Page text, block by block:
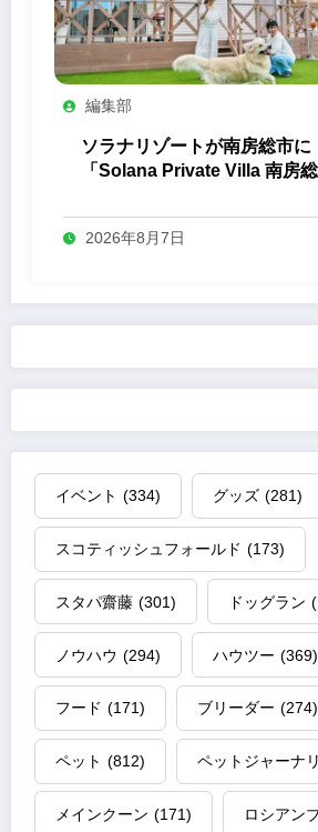
編集部
ソラナリゾートが南房総市に
「Solana Private Villa 南房
2026年8月7日
イベント (334) グッズ (281)
スコティッシュフォールド (173)
スタパ齋藤 (301) ドッグラン
ノウハウ (294) ハウツー (369)
フード (171) ブリーダー (274)
ペット (812) ペットジャーナ
メインクーン (171) ロシアン